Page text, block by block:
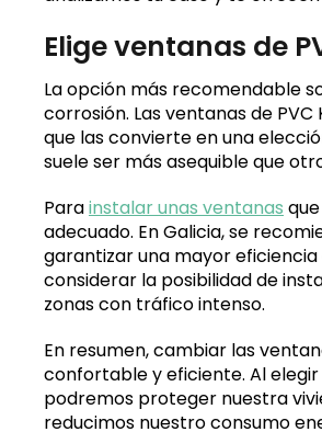
Elige ventanas de
La opción más recomendable
corrosión. Las ventanas de
que las convierte en una
suele ser más asequible que
Parainstalar unas ventanas
adecuado. En Galicia, se
garantizar una mayor
considerar la posibilidad de
zonas con tráfico intenso.
En resumen, cambiar las
confortable y eficiente. Al elegir
podremos proteger nuestra
reducimos nuestro consumo